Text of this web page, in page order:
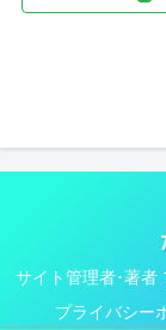
サイト管理者･著者
プライバシー